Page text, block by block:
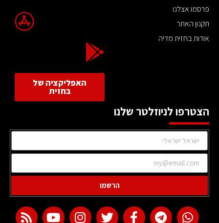
פרסמו אצלנו
תקנון האתר
אודות בחזית מדיה
האפליקציה של
בחזית
הצטרפו לניוזלטר שלנו
הרשמו